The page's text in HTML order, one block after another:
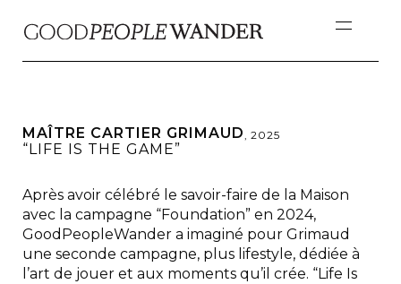
MAÎTRE CARTIER GRIMAUD, 2025
“LIFE IS THE GAME”
Après avoir célébré le savoir-faire de la Maison
avec la campagne “Foundation” en 2024,
GoodPeopleWander a imaginé pour Grimaud
une seconde campagne, plus lifestyle, dédiée à
l’art de jouer et aux moments qu’il crée. “Life Is